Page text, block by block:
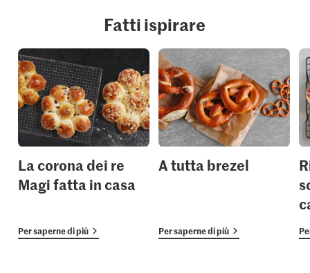
Fatti ispirare
La corona dei re
Magi fatta in casa
Per saperne di più
A tutta brezel
Per saperne di più